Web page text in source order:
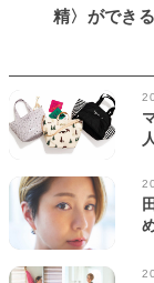
精〉ができ